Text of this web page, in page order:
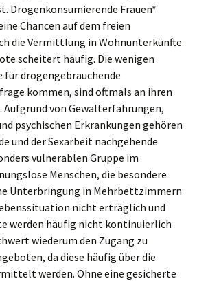
Drogenkonsumierende Frauen*
Chancen auf dem freien
die Vermittlung in Wohnunterkünfte
scheitert häufig. Die wenigen
drogengebrauchende
kommen, sind oftmals an ihren
Aufgrund von Gewalterfahrungen,
psychischen Erkrankungen gehören
und der Sexarbeit nachgehende
vulnerablen Gruppe im
Menschen, die besondere
Unterbringung in Mehrbettzimmern
nicht erträglich und
werden häufig nicht kontinuierlich
wiederum den Zugang zu
da diese häufig über die
werden. Ohne eine gesicherte